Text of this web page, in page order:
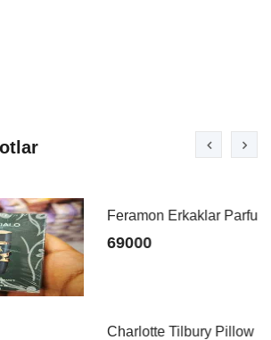
Feramon Erkaklar Parfumi
69000
Charlotte Tilbury Pillow